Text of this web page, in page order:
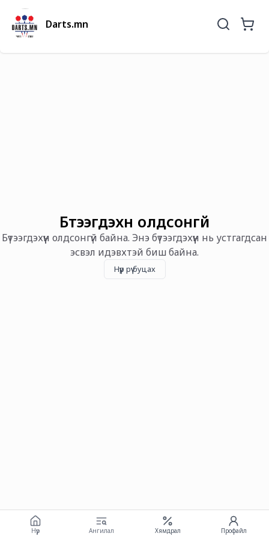
Darts.mn
Бүтээгдэхүүн олдсонгүй
Бүтээгдэхүүн олдсонгүй байна. Энэ бүтээгдэхүүн нь устгагдсан
эсвэл идэвхтэй биш байна.
Нүүр рүү буцах
Нүүр Ангилал Хямдрал Профайл